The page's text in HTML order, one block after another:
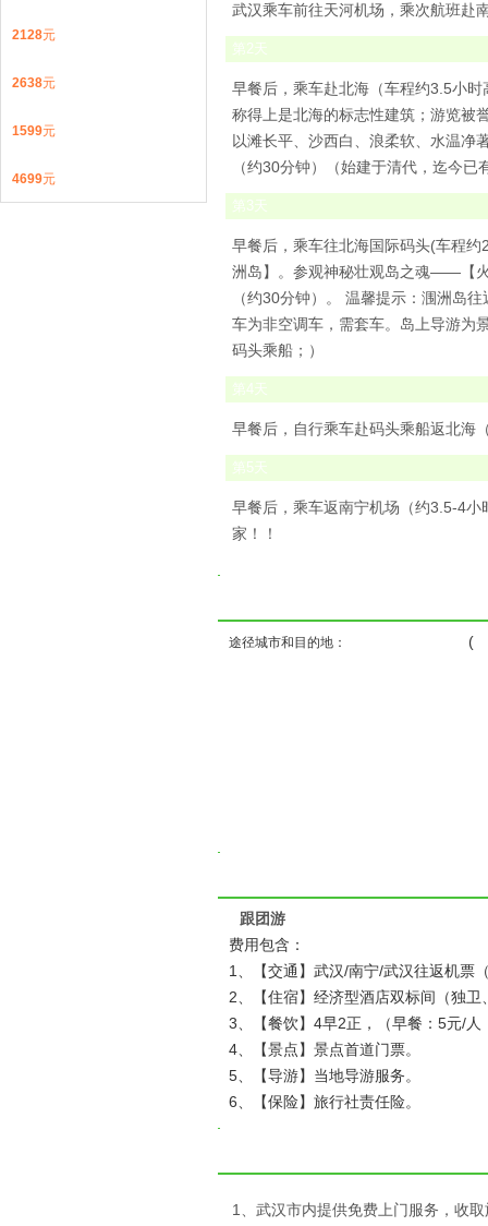
武汉乘车前往天河机场，乘次航班赴
第2天
早餐后，乘车赴北海（车程约3.5小
称得上是北海的标志性建筑；游览
以滩长平、沙西白、浪柔软、水温净
（约30分钟）（始建于清代，迄今
第3天
早餐后，乘车往北海国际码头(车程
洲岛】。参观神秘壮观岛之魂——【
（约30分钟）。 温馨提示：涠洲岛
车为非空调车，需套车。岛上导游为
码头乘船；）
第4天
早餐后，自行乘车赴码头乘船返北海
第5天
早餐后，乘车返南宁机场（约3.5-4
家！！
途径城市和目的地： ( ) (
跟团游
费用包含：
1、【交通】武汉/南宁/武汉往返机票
2、【住宿】经济型酒店双标间（独
3、【餐饮】4早2正，（早餐：5元/
4、【景点】景点首道门票。
5、【导游】当地导游服务。
6、【保险】旅行社责任险。
1、武汉市内提供免费上门服务，收
2128元
2638元
1599元
4699元